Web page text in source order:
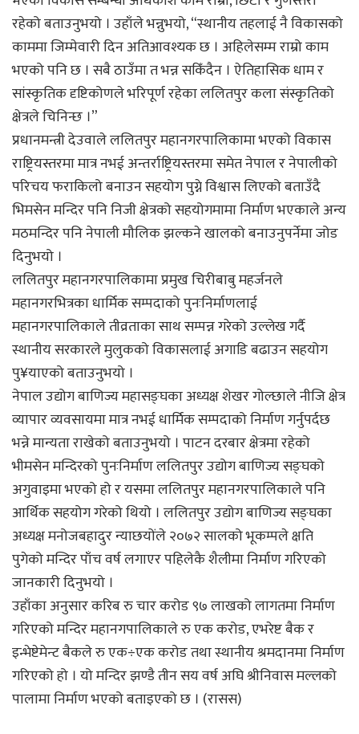
रहेको बताउनुभयो । उहाँले भन्नुभयो, “स्थानीय तहलाई नै विकासको
काममा जिम्मेवारी दिन अतिआवश्यक छ । अहिलेसम्म राम्रो काम
भएको पनि छ । सबै ठाउँमा त भन्न सकिँदैन । ऐतिहासिक धाम र
सांस्कृतिक दृष्टिकोणले भरिपूर्ण रहेका ललितपुर कला संस्कृतिको
क्षेत्रले चिनिन्छ ।”
प्रधानमन्त्री देउवाले ललितपुर महानगरपालिकामा भएको विकास
राष्ट्रियस्तरमा मात्र नभई अन्तर्राष्ट्रियस्तरमा समेत नेपाल र नेपालीको
परिचय फराकिलो बनाउन सहयोग पुग्ने विश्वास लिएको बताउँदै
भिमसेन मन्दिर पनि निजी क्षेत्रको सहयोगमामा निर्माण भएकाले अन्य
मठमन्दिर पनि नेपाली मौलिक झल्कने खालको बनाउनुपर्नेमा जोड
दिनुभयो ।
ललितपुर महानगरपालिकामा प्रमुख चिरीबाबु महर्जनले
महानगरभित्रका धार्मिक सम्पदाको पुनःनिर्माणलाई
महानगरपालिकाले तीव्रताका साथ सम्पन्न गरेको उल्लेख गर्दै
स्थानीय सरकारले मुलुकको विकासलाई अगाडि बढाउन सहयोग
पु¥याएको बताउनुभयो ।
नेपाल उद्योग बाणिज्य महासङ्घका अध्यक्ष शेखर गोल्छाले नीजि क्षेत्र
व्यापार व्यवसायमा मात्र नभई धार्मिक सम्पदाको निर्माण गर्नुपर्दछ
भन्ने मान्यता राखेको बताउनुभयो । पाटन दरबार क्षेत्रमा रहेको
भीमसेन मन्दिरको पुनःनिर्माण ललितपुर उद्योग बाणिज्य सङ्घको
अगुवाइमा भएको हो र यसमा ललितपुर महानगरपालिकाले पनि
आर्थिक सहयोग गरेको थियो । ललितपुर उद्योग बाणिज्य सङ्घका
अध्यक्ष मनोजबहादुर न्याछयोंले २०७२ सालको भूकम्पले क्षति
पुगेको मन्दिर पाँच वर्ष लगाएर पहिलेकै शैलीमा निर्माण गरिएको
जानकारी दिनुभयो ।
उहाँका अनुसार करिब रु चार करोड ९७ लाखको लागतमा निर्माण
गरिएको मन्दिर महानगपालिकाले रु एक करोड, एभरेष्ट बैक र
इन्भेष्टेमेन्ट बैकले रु एक÷एक करोड तथा स्थानीय श्रमदानमा निर्माण
गरिएको हो । यो मन्दिर झण्डै तीन सय वर्ष अघि श्रीनिवास मल्लको
पालामा निर्माण भएको बताइएको छ । (रासस)